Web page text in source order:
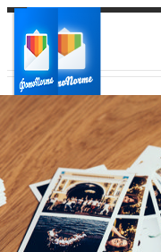
Ваш город:
Ваш регион доставки
Выберите из списка: